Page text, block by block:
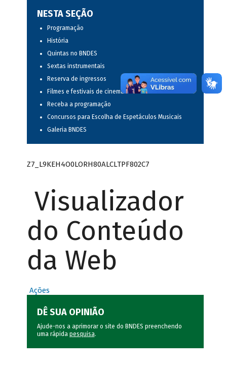
NESTA SEÇÃO
Programação
História
Quintas no BNDES
Sextas instrumentais
Reserva de ingressos
Filmes e festivais de cinema
Receba a programação
Concursos para Escolha de Espetáculos Musicais
Galeria BNDES
Z7_L9KEH4O0LORH80ALCLTPF802C7
Visualizador
do Conteúdo
da Web
Ações
DÊ SUA OPINIÃO
Ajude-nos a aprimorar o site do BNDES preenchendo
uma rápida pesquisa.